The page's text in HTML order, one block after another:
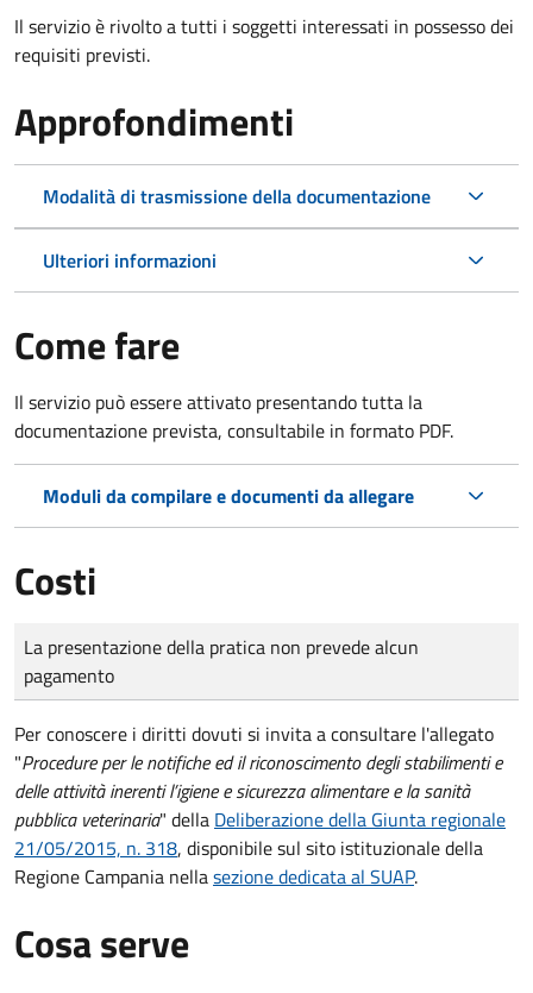
Il servizio è rivolto a tutti i soggetti interessati in possesso dei
requisiti previsti.
Approfondimenti
Modalità di trasmissione della documentazione
Ulteriori informazioni
Come fare
Il servizio può essere attivato presentando tutta la
documentazione prevista, consultabile in formato PDF.
Moduli da compilare e documenti da allegare
Costi
Tipo di pagamento
Importo
La presentazione della pratica non prevede alcun
pagamento
Per conoscere i diritti dovuti si invita a consultare l'allegato
"Procedure per le notifiche ed il riconoscimento degli stabilimenti e
delle attività inerenti l’igiene e sicurezza alimentare e la sanità
pubblica veterinaria" della Deliberazione della Giunta regionale
21/05/2015, n. 318, disponibile sul sito istituzionale della
Regione Campania nellasezione dedicata al SUAP.
Cosa serve